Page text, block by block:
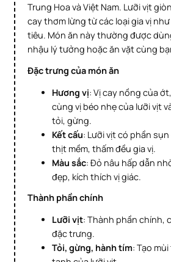
Trung Hoa và Việt Nam. Lưỡi vịt
cay thơm lừng từ các loại gia vị
tiêu. Món ăn này thường được
nhậu lý tưởng hoặc ăn vặt cùng
Đặc trưng của món ăn
Hương vị: Vị cay nồng của
cùng vị béo nhẹ của lưỡi vịt
tỏi, gừng.
Kết cấu: Lưỡi vịt có phần
thịt mềm, thấm đều gia vị.
Màu sắc: Đỏ nâu hấp dẫn
đẹp, kích thích vị giác.
Thành phần chính
Lưỡi vịt: Thành phần chính,
đặc trưng.
Tỏi, gừng, hành tím: Tạo